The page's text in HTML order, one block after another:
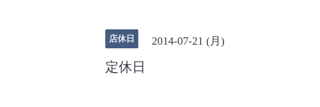
店休日 2014-07-21 (月)
定休日